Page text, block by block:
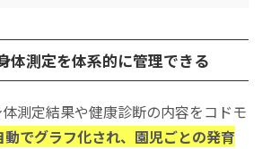
体測定を体系的に管理できる
測定結果や健康診断の内容をコドモ
動でグラフ化され、園児ごとの発育